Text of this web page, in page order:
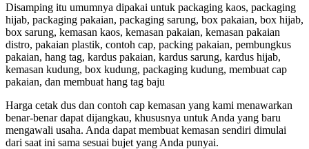
Disamping itu umumnya dipakai untuk packaging kaos, packaging
hijab, packaging pakaian, packaging sarung, box pakaian, box hijab,
box sarung, kemasan kaos, kemasan pakaian, kemasan pakaian
distro, pakaian plastik, contoh cap, packing pakaian, pembungkus
pakaian, hang tag, kardus pakaian, kardus sarung, kardus hijab,
kemasan kudung, box kudung, packaging kudung, membuat cap
pakaian, dan membuat hang tag baju
Harga cetak dus dan contoh cap kemasan yang kami menawarkan
benar-benar dapat dijangkau, khususnya untuk Anda yang baru
mengawali usaha. Anda dapat membuat kemasan sendiri dimulai
dari saat ini sama sesuai bujet yang Anda punyai.